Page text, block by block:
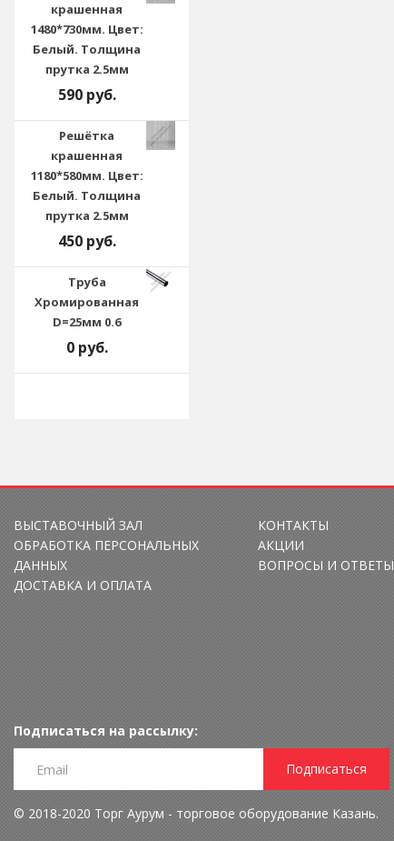
крашенная
1480*730мм. Цвет:
Белый. Толщина
прутка 2.5мм
590 руб.
Решётка
крашенная
1180*580мм. Цвет:
Белый. Толщина
прутка 2.5мм
450 руб.
Труба
Хромированная
D=25мм 0.6
0 руб.
ВЫСТАВОЧНЫЙ ЗАЛ
ОБРАБОТКА ПЕРСОНАЛЬНЫХ
ДАННЫХ
ДОСТАВКА И ОПЛАТА
КОНТАКТЫ
АКЦИИ
ВОПРОСЫ И ОТВЕТЫ
Подписаться на рассылку:
Подписаться
© 2018-2020 Торг Аурум - торговое оборудование Казань.